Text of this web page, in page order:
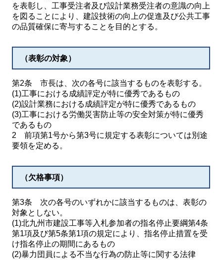
を表彰し、工事受注者及び設計業務受注者の意識の向上
を図ることにより、建設技術の向上の促進及び公共工事
の品質確保に寄与することを目的とする。
（表彰の対象）
第2条 市長は、次の各号に該当するものを表彰する。
(1)工事における成績評定が特に優秀であるもの
(2)設計業務における成績評定が特に優秀であるもの
(3)工事における労働災害防止等の安全対策が特に優秀
であるもの
2 前項第1号から第3号に規定する表彰については別途
要領を定める。
（欠格事項）
第3条 次の各号のいずれかに該当するものは、表彰の
対象としない。
(1)北九州市建設工事等入札参加者の指名停止要綱第4条
第1項及び第5条第1項の規定により、指名停止措置を受
け指名停止の期間にあるもの
(2)暴力団員による不当な行為の防止等に関する法律